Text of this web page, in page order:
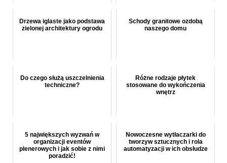
Drzewa iglaste jako podstawa
zielonej architektury ogrodu
Schody granitowe ozdobą
naszego domu
Do czego służą uszczelnienia
techniczne?
Różne rodzaje płytek
stosowane do wykończenia
wnętrz
5 największych wyzwań w
organizacji eventów
plenerowych i jak sobie z nimi
poradzić!
Nowoczesne wytłaczarki do
tworzyw sztucznych i rola
automatyzacji w ich obsłudze